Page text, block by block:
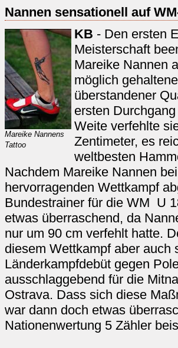
Nannen sensationell auf
Mareike Nannens
Tattoo
KB - Den ersten
Meisterschaft
Mareike Nannen
möglich
überstandener
ersten
Weite verfehlte
Zentimeter, es
weltbesten
Nachdem Mareike Nannen
hervorragenden Wettkampf
Bundestrainer für die WM U
etwas überraschend, da
nur um 90 cm verfehlt hatte.
diesem Wettkampf aber auch
Länderkampfdebüt gegen
ausschlaggebend für die
Ostrava. Dass sich diese
war dann doch etwas
Nationenwertung 5 Zähler